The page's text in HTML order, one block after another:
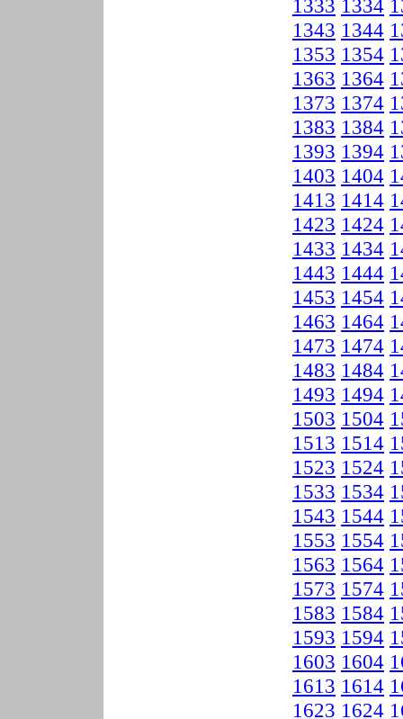
1333 1334
1343 1344
1353 1354
1363 1364
1373 1374
1383 1384
1393 1394
1403 1404
1413 1414
1423 1424
1433 1434
1443 1444
1453 1454
1463 1464
1473 1474
1483 1484
1493 1494
1503 1504
1513 1514
1523 1524
1533 1534
1543 1544
1553 1554
1563 1564
1573 1574
1583 1584
1593 1594
1603 1604
1613 1614
1623 1624